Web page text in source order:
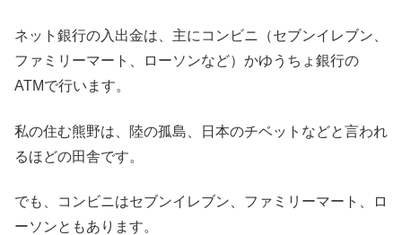
ネット銀行の入出金は、主にコンビニ（セブンイレブン、
ファミリーマート、ローソンなど）かゆうちょ銀行の
ATMで行います。
私の住む熊野は、陸の孤島、日本のチベットなどと言われ
るほどの田舎です。
でも、コンビニはセブンイレブン、ファミリーマート、ロ
ーソンともあります。